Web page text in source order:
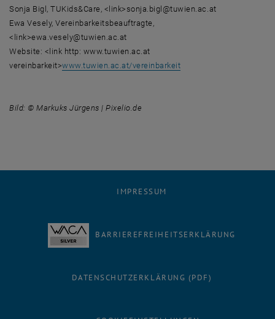
Sonja Bigl, TUKids&Care, <link>sonja.bigl@tuwien.ac.at
Ewa Vesely, Vereinbarkeitsbeauftragte,
<link>ewa.vesely@tuwien.ac.at
Website: <link http: www.tuwien.ac.at
vereinbarkeit>www.tuwien.ac.at/vereinbarkeit
Bild: © Markuks Jürgens | Pixelio.de
IMPRESSUM
BARRIEREFREIHEITSERKLÄRUNG
DATENSCHUTZERKLÄRUNG (PDF)